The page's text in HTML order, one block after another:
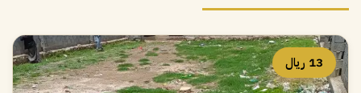
13 ريال